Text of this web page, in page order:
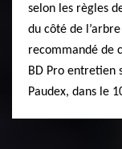
selon les règles
du côté de
recommandé de
BD Pro entretien
Paudex, dans le